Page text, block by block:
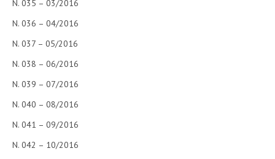
N. 035 – 03/2016
N. 036 – 04/2016
N. 037 – 05/2016
N. 038 – 06/2016
N. 039 – 07/2016
N. 040 – 08/2016
N. 041 – 09/2016
N. 042 – 10/2016